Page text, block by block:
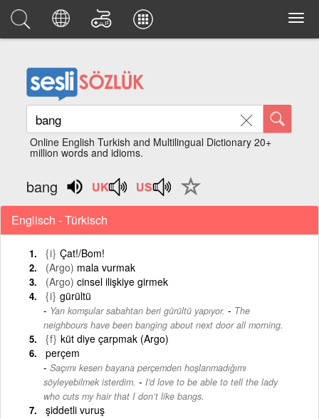
Online English Turkish and Multilingual Dictionary 20+
million words and idioms.
bang
Englisch - Türkisch
{i} Çat!/Bom!
(Argo) mala vurmak
(Argo) cinsel ilişkiye girmek
{i} gürültü
Yan komşular sabahtan beri gürültü yapıyor. - The
neighbours have been banging about next door all morning.
{f} küt diye çarpmak (Argo)
perçem
Saçımı kesen bayana perçemden hoşlanmadığımı
söyleyebilmek isterdim. - I'd love to be able to tell the lady
who cuts my hair that I don’t like bangs.
şiddetli vuruş